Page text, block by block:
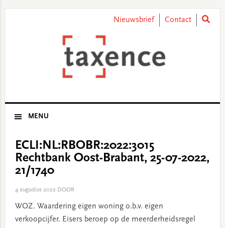
Nieuwsbrief Contact
MENU
ECLI:NL:RBOBR:2022:3015
Rechtbank Oost-Brabant, 25-07-2022,
21/1740
4 augustus 2022DOOR
WOZ. Waardering eigen woning o.b.v. eigen
verkoopcijfer. Eisers beroep op de meerderheidsregel